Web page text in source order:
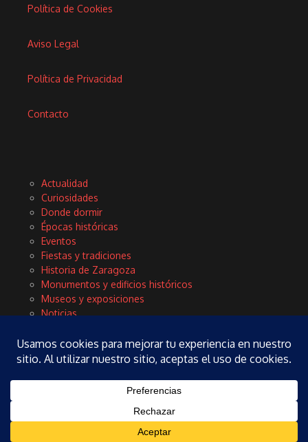
Política de Cookies
Aviso Legal
Política de Privacidad
Contacto
Actualidad
Curiosidades
Donde dormir
Épocas históricas
Eventos
Fiestas y tradiciones
Historia de Zaragoza
Monumentos y edificios históricos
Museos y exposiciones
Noticias
Rinconces con encanto
Tours y excursiones
Copyright © 2026 Zaragoza Fieles | Desarrollado por
Noticias X